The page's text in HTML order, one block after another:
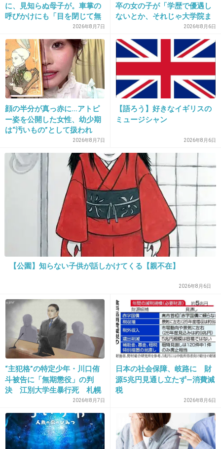
16. 匿名2013/05/27(月) 23:04:10
逆に いま それが必要なのかよ、ってタイミングで
妊婦であることを主張してくる空気読めないひともいるからね。
そりゃ妊婦も大変だろうけど 私も疲れてます、って言い返したくなることもあ
る。
お母さんになるんだね、がんばってね。って思うことのほうが多いけどねw
+178 -649
2013/05/27(月) 23:04:29
また、子持ちの人とそうでない人を闘わせて荒
れさせようとするスレ？
その手には乗らない！(^▽^)
18. 匿名2013/05/27(月) 23:05:24
都内の混雑する電車には着けてないとって思うかもしれないけど、
私自身第２子妊娠中ですが、前回も今回も一回も着けてない。
地方だから満員電車にも乗らないし、感じ方の違いでしょうがあんなキーホル
ダーこっぱずかしくて着ける気になれない。
他人が着けてるのを見ても、「ふーん」で終わりかなぁ。
+186 -446
なかなか赤ちゃんを授からない人か、授かった
けど残念な結果になってしまった人なんだろう
に、見知らぬ母子が。車掌の
呼びかけにも「目を閉じて無
視」して居座られました。無
理やり奪われた席は、結
局“やったもん勝ち”になって
しまうのでしょうか？
2026年8月7日
卒の女の子が「学歴で優遇し
ないとか、それじゃ大学院ま
で学費払って自分の価値を上
げた人が馬鹿じゃないです
か」と捨て台詞を残し会社を
辞めてった
2026年8月6日
顔の半分が真っ赤に…アトピ
ー姿を公開した女性、幼少期
は“汚いもの”として扱われ
「人に触れる行為に罪悪感を
持っていた」
2026年8月7日
【語ろう】好きなイギリスの
ミュージシャン
2026年8月6日
【公園】知らない子供が話しかけてくる【親不在】
2026年8月6日
“主犯格”の特定少年・川口侑
斗被告に「無期懲役」の判
決 江別大学生暴行死 札幌
2026年8月7日
日本の社会保障、岐路に 財
源5兆円見通し立たず―消費減
税
2026年8月6日